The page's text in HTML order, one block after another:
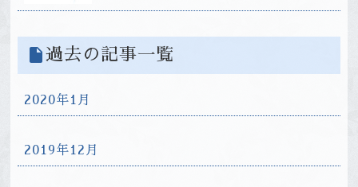
insert_drive_file過去の記事一覧
2020年1月
2019年12月